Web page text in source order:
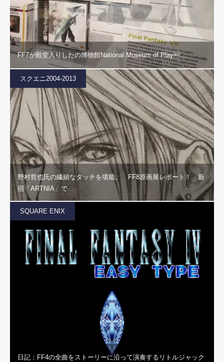
FF7が殿堂入りしたの博物館National Museum of Play…
スクエニ2004-2013
野村哲也氏の繊細なタッチを堪能。 FF8原画展レポート！ 新
宿「ARTNIA」で…
SQUARE ENIX
日記：FF4の全曲をストーリーに沿って演奏するリトルジャック